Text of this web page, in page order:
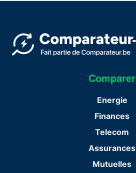
Comparer
Energie
Finances
Telecom
Assurances
Mutuelles